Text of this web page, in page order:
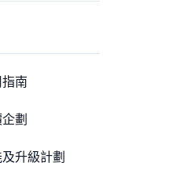
南
劃
升級計劃